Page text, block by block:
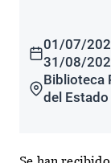
01/07/
31/08/
Biblioteca
del Estado